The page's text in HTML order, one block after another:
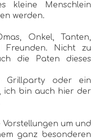
kleine Menschlein
werden.
Onkel, Tanten,
Nicht zu
die Paten dieses
Grillparty oder ein
ich bin auch hier der
Vorstellungen um und
ganz besonderen